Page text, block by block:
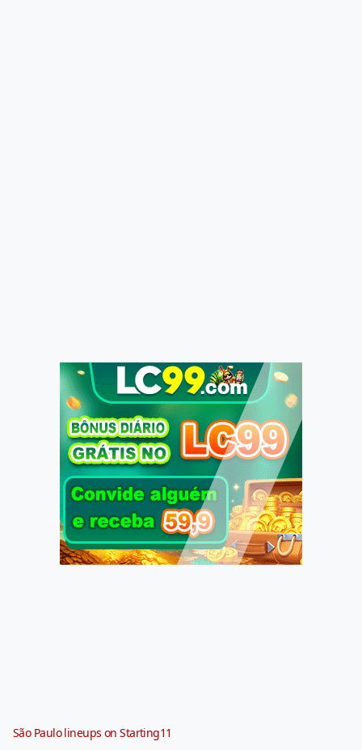
São Paulo lineups on Starting11